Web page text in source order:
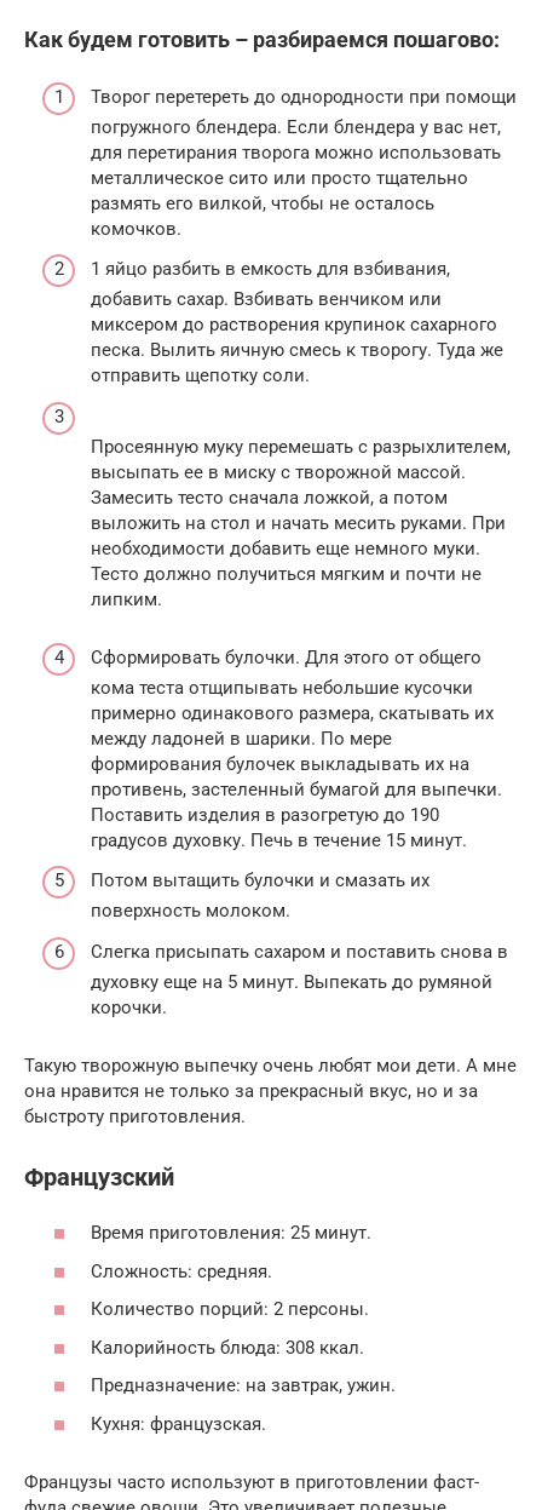
Как будем готовить – разбираемся пошагово:
Творог перетереть до однородности при помощи
погружного блендера. Если блендера у вас нет,
для перетирания творога можно использовать
металлическое сито или просто тщательно
размять его вилкой, чтобы не осталось
комочков.
1 яйцо разбить в емкость для взбивания,
добавить сахар. Взбивать венчиком или
миксером до растворения крупинок сахарного
песка. Вылить яичную смесь к творогу. Туда же
отправить щепотку соли.
Просеянную муку перемешать с разрыхлителем,
высыпать ее в миску с творожной массой.
Замесить тесто сначала ложкой, а потом
выложить на стол и начать месить руками. При
необходимости добавить еще немного муки.
Тесто должно получиться мягким и почти не
липким.
Сформировать булочки. Для этого от общего
кома теста отщипывать небольшие кусочки
примерно одинакового размера, скатывать их
между ладоней в шарики. По мере
формирования булочек выкладывать их на
противень, застеленный бумагой для выпечки.
Поставить изделия в разогретую до 190
градусов духовку. Печь в течение 15 минут.
Потом вытащить булочки и смазать их
поверхность молоком.
Слегка присыпать сахаром и поставить снова в
духовку еще на 5 минут. Выпекать до румяной
корочки.
Такую творожную выпечку очень любят мои дети. А мне
она нравится не только за прекрасный вкус, но и за
быстроту приготовления.
Французский
Время приготовления: 25 минут.
Сложность: средняя.
Количество порций: 2 персоны.
Калорийность блюда: 308 ккал.
Предназначение: на завтрак, ужин.
Кухня: французская.
Французы часто используют в приготовлении фаст-